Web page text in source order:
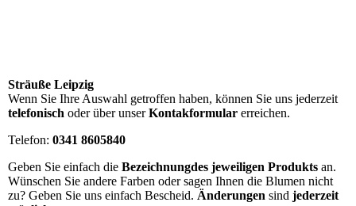
Sträuße Leipzig
Wenn Sie Ihre Auswahl getroffen haben, können Sie uns jederzeit
telefonisch oder über unserKontakformular erreichen.
Telefon: 0341 8605840
Geben Sie einfach die Bezeichnungdes jeweiligen Produkts an.
Wünschen Sie andere Farben oder sagen Ihnen die Blumen nicht
zu? Geben Sie uns einfach Bescheid. Änderungen sind jederzeit